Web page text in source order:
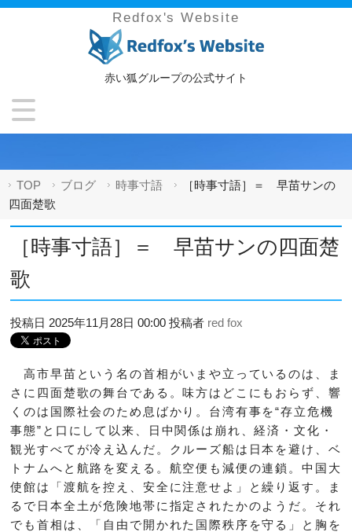
Redfox's Website
赤い狐グループの公式サイト
TOP ブログ 時事寸語
［時事寸語］＝ 早苗サンの
四面楚歌
［時事寸語］＝ 早苗サンの四面楚
歌
投稿日 2025年11月28日 00:00投稿者 red fox
高市早苗という名の首相がいまや立っているのは、ま
さに四面楚歌の舞台である。味方はどこにもおらず、響
くのは国際社会のため息ばかり。台湾有事を“存立危機
事態”と口にして以来、日中関係は崩れ、経済・文化・
観光すべてが冷え込んだ。クルーズ船は日本を避け、ベ
トナムへと航路を変える。航空便も減便の連鎖。中国大
使館は「渡航を控え、安全に注意せよ」と繰り返す。ま
るで日本全土が危険地帯に指定されたかのようだ。それ
でも首相は、「自由で開かれた国際秩序を守る」と胸を